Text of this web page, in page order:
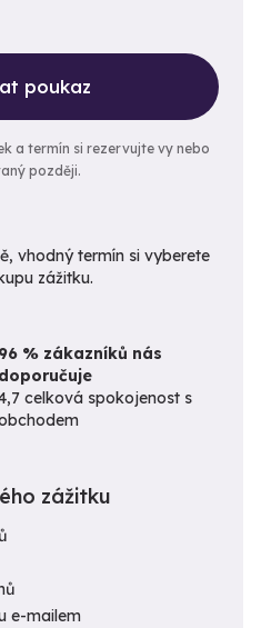
poukaz
a termín si rezervujte vy nebo
později.
vhodný termín si vyberete
zážitku.
96 % zákazníků nás
doporučuje
celková spokojenost s
zážitku
e-mailem